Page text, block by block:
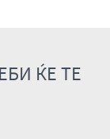
ЌЕ ТЕ